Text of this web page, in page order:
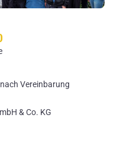
Vereinbarung
& Co. KG